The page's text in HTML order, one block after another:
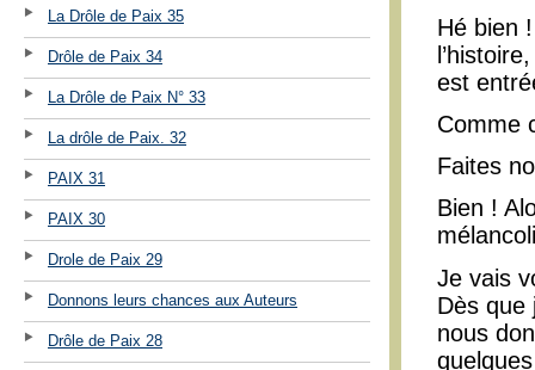
La Drôle de Paix 35
Drôle de Paix 34
La Drôle de Paix N° 33
La drôle de Paix. 32
PAIX 31
PAIX 30
Drole de Paix 29
Donnons leurs chances aux Auteurs
Drôle de Paix 28
Hé bien
est
Comme
Faites
Bien !
Je vais
Dès que
nous